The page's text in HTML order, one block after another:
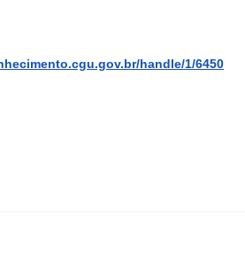
handle/1/6450